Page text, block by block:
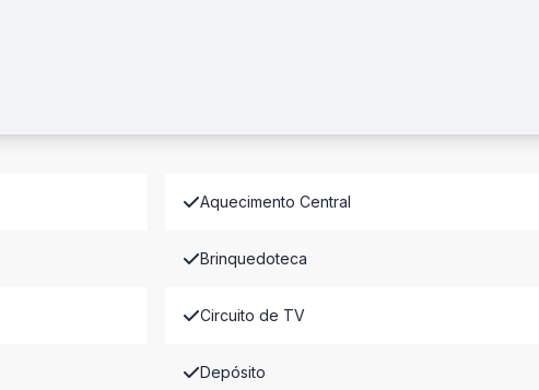
Aquecimento Central
Brinquedoteca
Circuito de TV
Depósito